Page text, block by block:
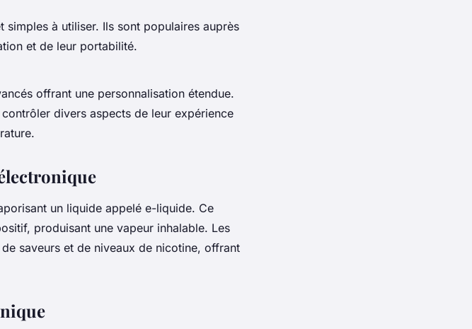
à utiliser. Ils sont populaires auprès
et de leur portabilité.
offrant une personnalisation étendue.
divers aspects de leur expérience
un liquide appelé e-liquide. Ce
produisant une vapeur inhalable. Les
saveurs et de niveaux de nicotine, offrant